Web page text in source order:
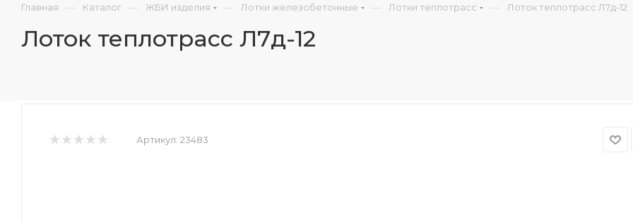
Главная — Каталог — ЖБИ изделия — Лотки железобетонные — Лотки теплотрасс — Лоток теплотрасс Л7д-12
Лоток теплотрасс Л7д-12
Артикул: 23483